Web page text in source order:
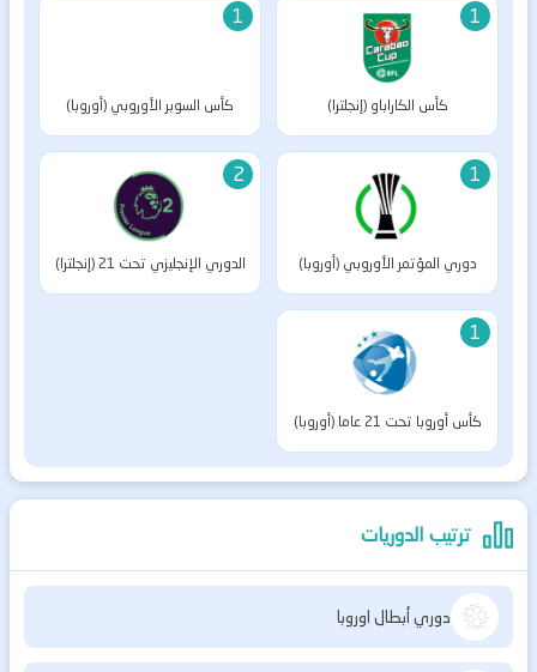
1
كأس الكاراباو (إنجلترا)
1
كأس السوبر الأوروبي (أوروبا)
1
دوري المؤتمر الأوروبي (أوروبا)
2
الدوري الإنجليزي تحت 21 (إنجلترا)
1
كأس أوروبا تحت 21 عاما (أوروبا)
ترتيب الدوريات
دوري أبطال اوروبا